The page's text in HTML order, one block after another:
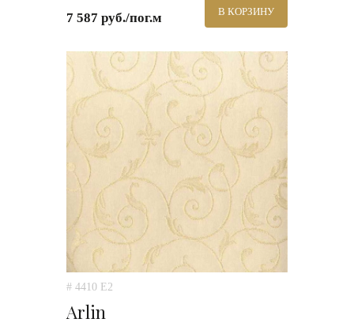
7 587 руб./пог.м В КОРЗИНУ
# 4410 E2
Arlin